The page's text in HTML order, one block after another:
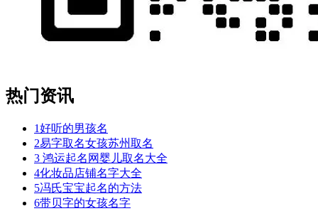
热门资讯
1好听的男孩名
2易字取名女孩苏州取名
3 鸿运起名网婴儿取名大全
4化妆品店铺名字大全
5冯氏宝宝起名的方法
6带贝字的女孩名字